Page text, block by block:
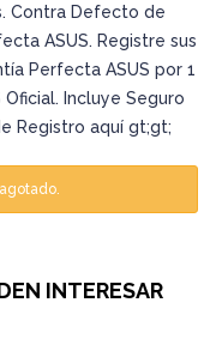
Contra Defecto de
ASUS. Registre sus
Perfecta ASUS por 1
Oficial. Incluye Seguro
Registro aquí gt;gt;
INTERESAR